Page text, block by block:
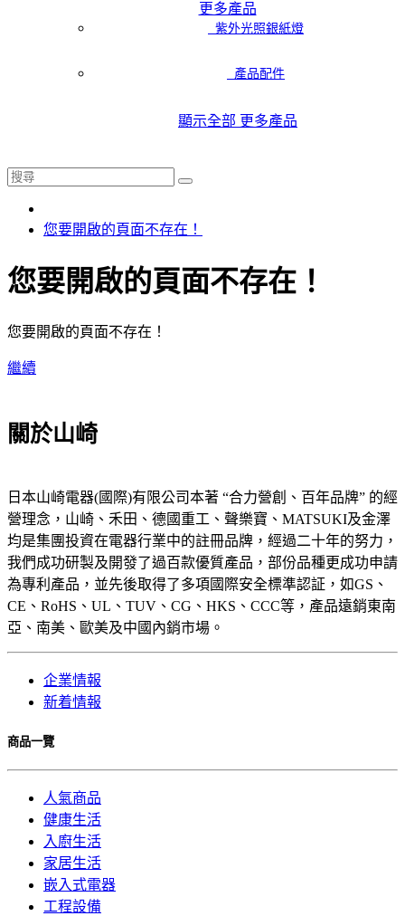
更多產品
紫外光照銀紙燈
產品配件
顯示全部 更多產品
您要開啟的頁面不存在！
您要開啟的頁面不存在！
您要開啟的頁面不存在！
繼續
關於山崎
日本山崎電器(國際)有限公司本著 “合力營創、百年品牌” 的經
營理念，山崎、禾田、德國重工、聲樂寶、MATSUKI及金澤
均是集團投資在電器行業中的註冊品牌，經過二十年的努力，
我們成功研製及開發了過百款優質產品，部份品種更成功申請
為專利產品，並先後取得了多項國際安全標準認証，如GS、
CE、RoHS、UL、TUV、CG、HKS、CCC等，產品遠銷東南
亞、南美、歐美及中國內銷市場。
企業情報
新着情報
商品一覽
人氣商品
健康生活
入廚生活
家居生活
嵌入式電器
工程設備